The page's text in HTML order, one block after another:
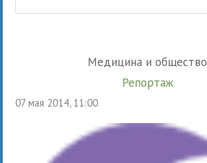
Медицина и общество
Репортаж
07 мая 2014, 11:00